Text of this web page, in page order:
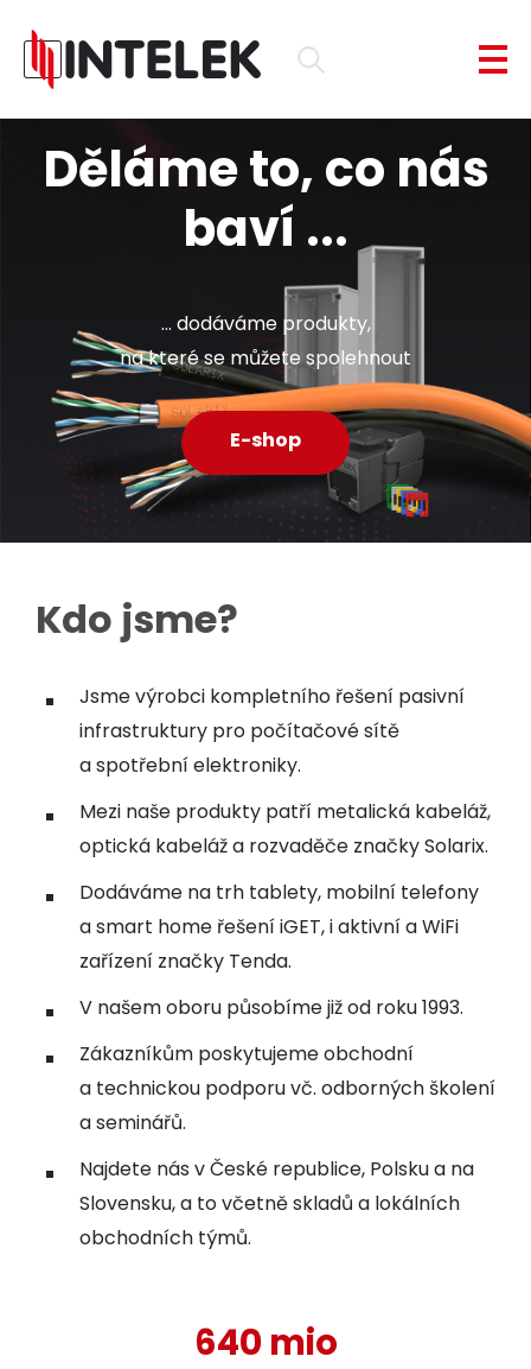
Děláme to, co nás
baví ...
... dodáváme produkty,
na které se můžete spolehnout
E-shop
Kdo jsme?
Jsme výrobci kompletního řešení pasivní
infrastruktury pro počítačové sítě
a spotřební elektroniky.
Mezi naše produkty patří metalická kabeláž,
optická kabeláž a rozvaděče značky Solarix.
Dodáváme na trh tablety, mobilní telefony
a smart home řešení iGET, i aktivní a WiFi
zařízení značky Tenda.
V našem oboru působíme již od roku 1993.
Zákazníkům poskytujeme obchodní
a technickou podporu vč. odborných školení
a seminářů.
Najdete nás v České republice, Polsku a na
Slovensku, a to včetně skladů a lokálních
obchodních týmů.
640 mio